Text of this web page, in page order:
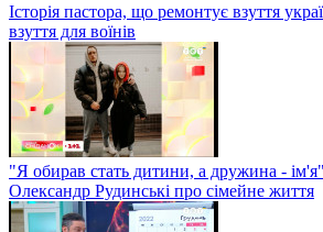
Історія пастора, що ремонтує взуття
взуття для воїнів
"Я обирав стать дитини, а дружина -
Олександр Рудинські про сімейне життя